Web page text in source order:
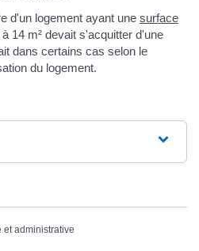
d'un logement ayant une surface
14 m² devait s'acquitter d'une
dans certains cas selon le
du logement.
et administrative